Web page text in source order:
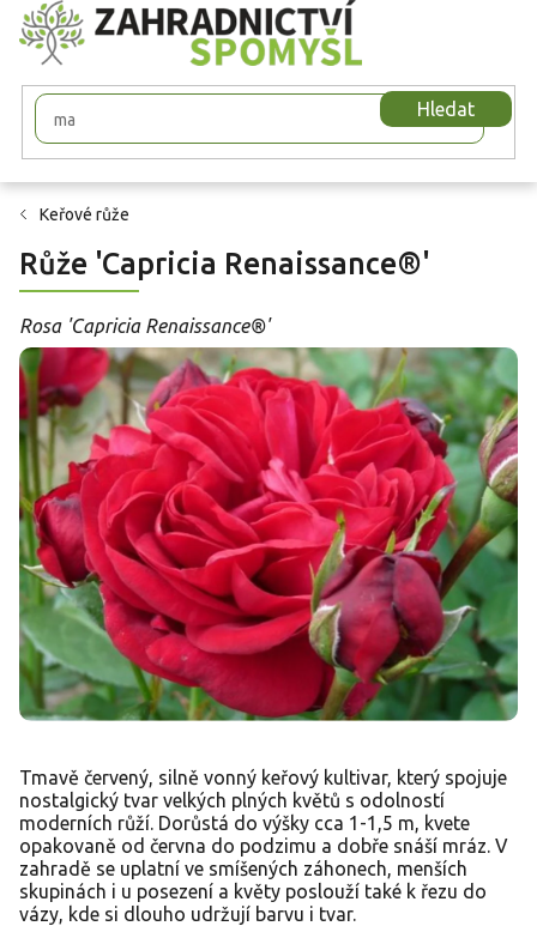
Přejít
na
obsah
Hledat
Keřové růže
Růže 'Capricia Renaissance®'
Rosa 'Capricia Renaissance®'
Tmavě červený, silně vonný keřový kultivar, který spojuje
nostalgický tvar velkých plných květů s odolností
moderních růží. Dorůstá do výšky cca 1-1,5 m, kvete
opakovaně od června do podzimu a dobře snáší mráz. V
zahradě se uplatní ve smíšených záhonech, menších
skupinách i u posezení a květy poslouží také k řezu do
vázy, kde si dlouho udržují barvu i tvar.